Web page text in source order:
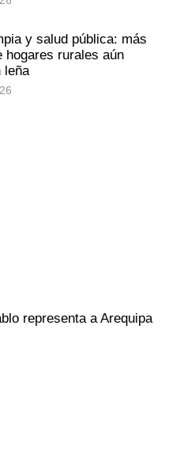
y salud pública: más
hogares rurales aún
leña
representa a Arequipa